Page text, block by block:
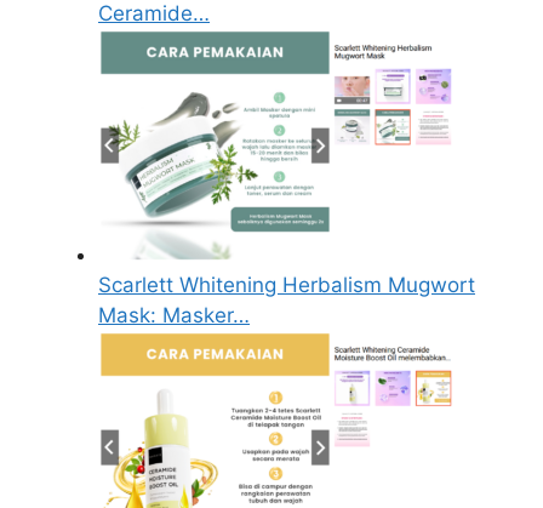
Ceramide…
Scarlett Whitening Herbalism Mugwort
Mask: Masker…